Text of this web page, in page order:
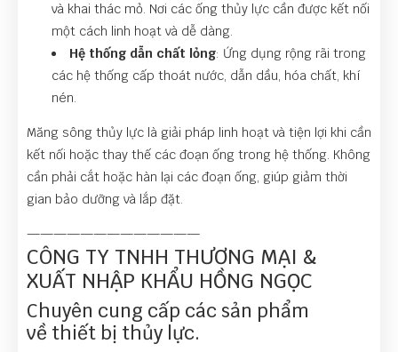
và khai thác mỏ. Nơi các ống thủy lực cần được kết nối
một cách linh hoạt và dễ dàng.
Hệ thống dẫn chất lỏng: Ứng dụng rộng rãi trong
các hệ thống cấp thoát nước, dẫn dầu, hóa chất, khí
nén.
Măng sông thủy lực là giải pháp linh hoạt và tiện lợi khi cần
kết nối hoặc thay thế các đoạn ống trong hệ thống. Không
cần phải cắt hoặc hàn lại các đoạn ống, giúp giảm thời
gian bảo dưỡng và lắp đặt.
—————————————
CÔNG TY TNHH THƯƠNG MẠI &
XUẤT NHẬP KHẨU HỒNG NGỌC
Chuyên cung cấp các sản phẩm
về thiết bị thủy lực.